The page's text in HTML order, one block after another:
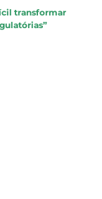
transformar